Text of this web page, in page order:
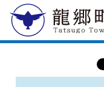
龍郷町